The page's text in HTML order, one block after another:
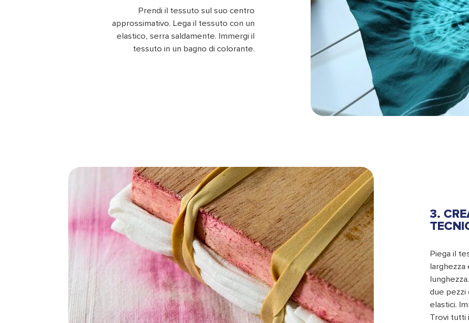
Prendi il tessuto sul suo centro
approssimativo. Lega il tessuto con un
elastico, serra saldamente. Immergi il
tessuto in un bagno di colorante.
3.
Piega il
larghezza
due pezzi
elastici.
Trovi tutti